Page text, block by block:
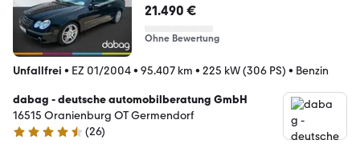
21.490 €
Ohne Bewertung
Unfallfrei • EZ 01/2004• 95.407 km • 225 kW (306 PS) • Benzin
dabag - deutsche automobilberatung GmbH
16515 Oranienburg OT Germendorf
4.5 Sterne
(26)